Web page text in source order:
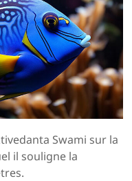
Swami sur la
il souligne la